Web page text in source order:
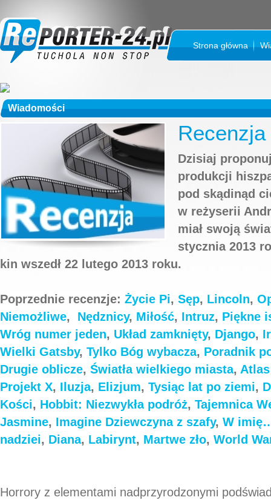
Strona główna
Wiadomości
Dzisiaj
produkcji
pod skądinąd
w reżyserii
miał swoją
stycznia 2013
kin wszedł 22 lutego 2013 roku.
Poprzednie recenzje: Życie Pi, Sęp, Lincoln,
Niemożliwe, Nędznicy, Miłość, Intruz, Piękne
Wróg numer jeden, Układ zamknięty, Django,
Wielki Gatsby, Tylko Bóg wybacza, Poradnik
Drugie oblicze, Światła wielkiego miasta,
Projekt X, Iluzja, Elizjum, Tysiąc lat po ziemi,
Kości, Hobbit: Niezwykła podróż, Tajemnica
Jasmine, Imagine Dziewczyna z szafy, W
nadziei, Diana, Labirynt, Martwe zło, World
Horrory z elementami nadprzyrodzonymi